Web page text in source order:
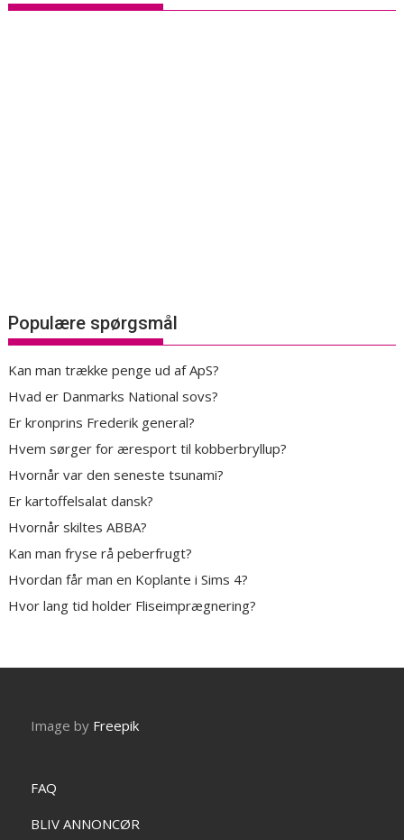
Populære spørgsmål
Kan man trække penge ud af ApS?
Hvad er Danmarks National sovs?
Er kronprins Frederik general?
Hvem sørger for æresport til kobberbryllup?
Hvornår var den seneste tsunami?
Er kartoffelsalat dansk?
Hvornår skiltes ABBA?
Kan man fryse rå peberfrugt?
Hvordan får man en Koplante i Sims 4?
Hvor lang tid holder Fliseimprægnering?
Image by Freepik
FAQ
BLIV ANNONCØR